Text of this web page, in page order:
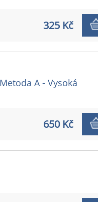
325 Kč
A - Vysoká
650 Kč